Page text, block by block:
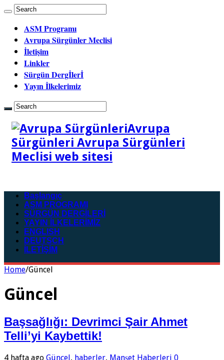
ASM Programı
Avrupa Sürgünler Meclisi
İletişim
Linkler
Sürgün Dergİlerİ
Yayın İlkelerimiz
Avrupa
Sürgünleri Avrupa Sürgünleri
Meclisi web sitesi
Başlangıç
ASM PROGRAMI
SÜRGÜN DERGİLERİ
YAYIN İLKELERİMİZ
ENGLISH
DEUTSCH
İLETİŞİM
Home/Güncel
Güncel
Başsağlığı: Devrimci Şair Ahmet
Telli’yi Kaybettik!
4 hafta ago Güncel, haberler, Manşet Haberleri 0